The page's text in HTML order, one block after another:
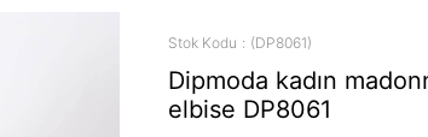
Stok Kodu (DP8061)
Dipmoda kadın
elbise DP8061